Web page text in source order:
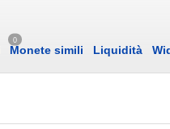
0
Monete simili Liquidità